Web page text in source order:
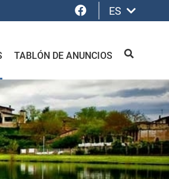
Facebook
ES
TABLÓN DE ANUNCIOS BUSCAR